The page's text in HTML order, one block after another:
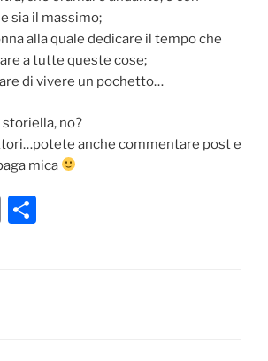
sia il massimo;
alla quale dedicare il tempo che
a tutte queste cose;
di vivere un pochetto…
no?
anche commentare post e
mica
E